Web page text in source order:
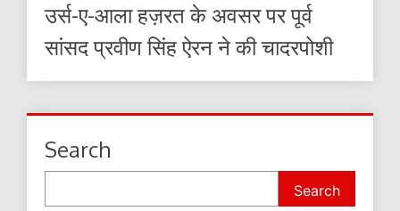
उर्स-ए-आला हज़रत के अवसर पर पूर्व
सांसद प्रवीण सिंह ऐरन ने की चादरपोशी
Search
Search